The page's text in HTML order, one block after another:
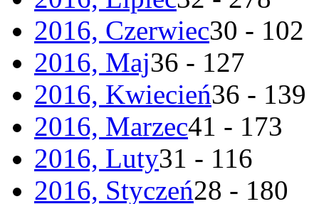
2016, Czerwiec30 - 102
2016, Maj36 - 127
2016, Kwiecień36 - 139
2016, Marzec41 - 173
2016, Luty31 - 116
2016, Styczeń28 - 180